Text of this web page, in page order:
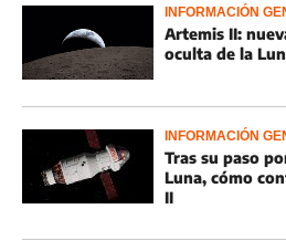
INFORMACIÓN
Artemis II:
oculta de la
INFORMACIÓN
Tras su paso
Luna, cómo
II